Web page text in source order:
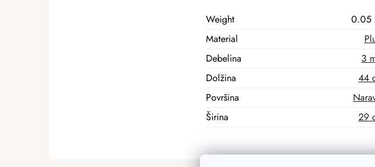
Weight
0.05
Material
Debelina
3
Dolžina
44
Površina
Širina
29